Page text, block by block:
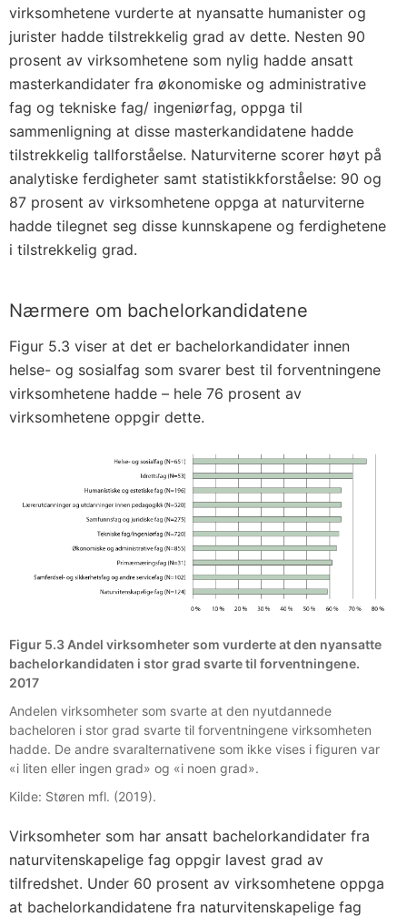
virksomhetene vurderte at nyansatte humanister og
jurister hadde tilstrekkelig grad av dette. Nesten 90
prosent av virksomhetene som nylig hadde ansatt
masterkandidater fra økonomiske og administrative
fag og tekniske fag/ ingeniørfag, oppga til
sammenligning at disse masterkandidatene hadde
tilstrekkelig tallforståelse. Naturviterne scorer høyt på
analytiske ferdigheter samt statistikkforståelse: 90 og
87 prosent av virksomhetene oppga at naturviterne
hadde tilegnet seg disse kunnskapene og ferdighetene
i tilstrekkelig grad.
Nærmere om bachelorkandidatene
Figur 5.3 viser at det er bachelorkandidater innen
helse- og sosialfag som svarer best til forventningene
virksomhetene hadde – hele 76 prosent av
virksomhetene oppgir dette.
Figur 5.3 Andel virksomheter som vurderte at den nyansatte
bachelorkandidaten i stor grad svarte til forventningene.
2017
Andelen virksomheter som svarte at den nyutdannede
bacheloren i stor grad svarte til forventningene virksomheten
hadde. De andre svaralternativene som ikke vises i figuren var
«i liten eller ingen grad» og «i noen grad».
Kilde: Støren mfl. (2019).
Virksomheter som har ansatt bachelorkandidater fra
naturvitenskapelige fag oppgir lavest grad av
tilfredshet. Under 60 prosent av virksomhetene oppga
at bachelorkandidatene fra naturvitenskapelige fag